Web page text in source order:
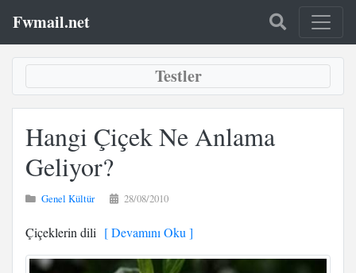
Fwmail.net
Testler
Hangi Çiçek Ne Anlama
Geliyor?
Genel Kültür 28/08/2010
Çiçeklerin dili [ Devamını Oku ]